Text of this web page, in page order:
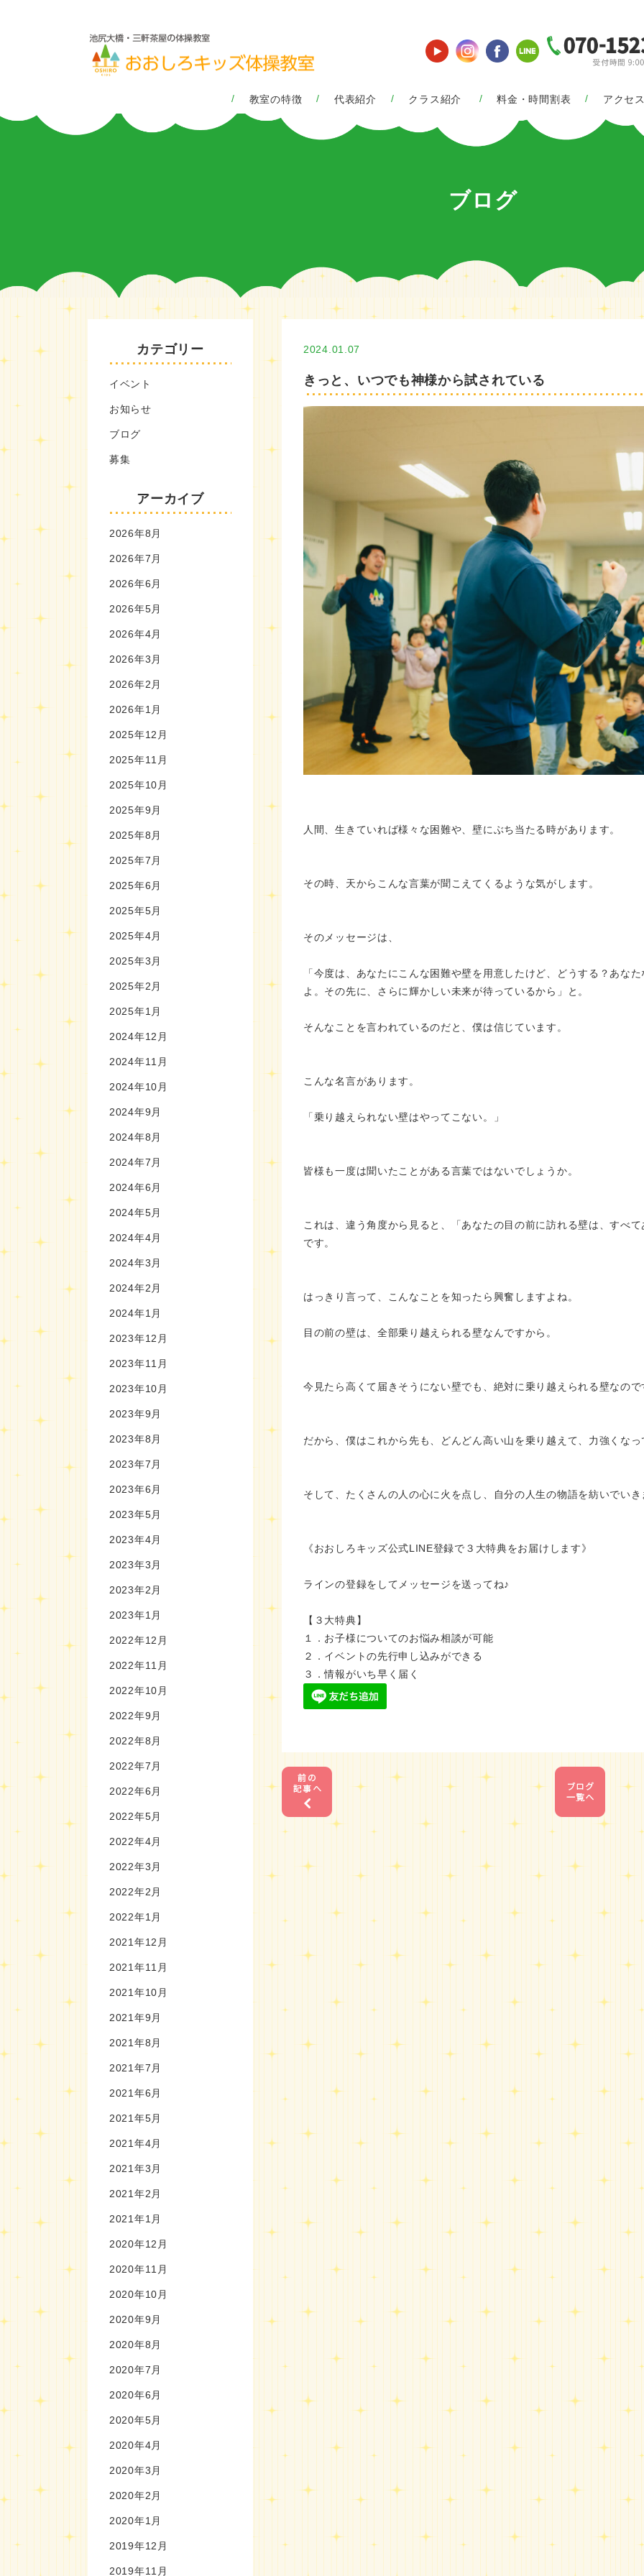
教室の特徴 代表紹介 クラス紹介 料金・時間割表 アクセ
ブログ
カテゴリー
イベント
お知らせ
ブログ
募集
アーカイブ
2026年8月
2026年7月
2026年6月
2026年5月
2026年4月
2026年3月
2026年2月
2026年1月
2025年12月
2025年11月
2025年10月
2025年9月
2025年8月
2025年7月
2025年6月
2025年5月
2025年4月
2025年3月
2025年2月
2025年1月
2024年12月
2024年11月
2024年10月
2024年9月
2024年8月
2024年7月
2024年6月
2024年5月
2024年4月
2024年3月
2024年2月
2024年1月
2023年12月
2023年11月
2023年10月
2023年9月
2023年8月
2023年7月
2023年6月
2023年5月
2023年4月
2023年3月
2023年2月
2023年1月
2022年12月
2022年11月
2022年10月
2022年9月
2022年8月
2022年7月
2022年6月
2022年5月
2022年4月
2022年3月
2022年2月
2022年1月
2021年12月
2021年11月
2021年10月
2021年9月
2021年8月
2021年7月
2021年6月
2021年5月
2021年4月
2021年3月
2021年2月
2021年1月
2020年12月
2020年11月
2020年10月
2020年9月
2020年8月
2020年7月
2020年6月
2020年5月
2020年4月
2020年3月
2020年2月
2020年1月
2019年12月
2019年11月
2024.01.07
きっと、いつでも神様から試されている
人間、生きていれば様々な困難や、壁にぶち当たる時があります。
その時、天からこんな言葉が聞こえてくるような気がします。
そのメッセージは、
「今度は、あなたにこんな困難や壁を用意したけど、どうする？あな
よ。その先に、さらに輝かしい未来が待っているから」と。
そんなことを言われているのだと、僕は信じています。
こんな名言があります。
「乗り越えられない壁はやってこない。」
皆様も一度は聞いたことがある言葉ではないでしょうか。
これは、違う角度から見ると、「あなたの目の前に訪れる壁は、すべ
です。
はっきり言って、こんなことを知ったら興奮しますよね。
目の前の壁は、全部乗り越えられる壁なんですから。
今見たら高くて届きそうにない壁でも、絶対に乗り越えられる壁なので
だから、僕はこれから先も、どんどん高い山を乗り越えて、力強くな
そして、たくさんの人の心に火を点し、自分の人生の物語を紡いでいき
《おおしろキッズ公式LINE登録で３大特典をお届けします》
ラインの登録をしてメッセージを送ってね♪
【３大特典】
１．お子様についてのお悩み相談が可能
２．イベントの先行申し込みができる
３．情報がいち早く届く